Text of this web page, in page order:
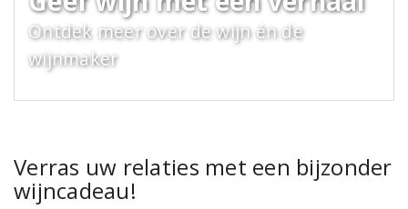
Ontdek meer over de wijn én de
wijnmaker
Verras uw relaties met een bijzonder
wijncadeau!